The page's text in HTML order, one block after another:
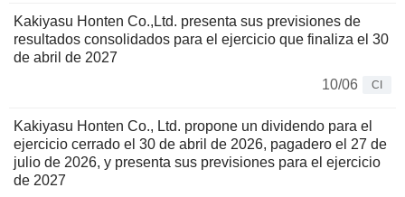
Kakiyasu Honten Co.,Ltd. presenta sus previsiones de
resultados consolidados para el ejercicio que finaliza el 30
de abril de 2027
10/06
CI
Kakiyasu Honten Co., Ltd. propone un dividendo para el
ejercicio cerrado el 30 de abril de 2026, pagadero el 27 de
julio de 2026, y presenta sus previsiones para el ejercicio
de 2027